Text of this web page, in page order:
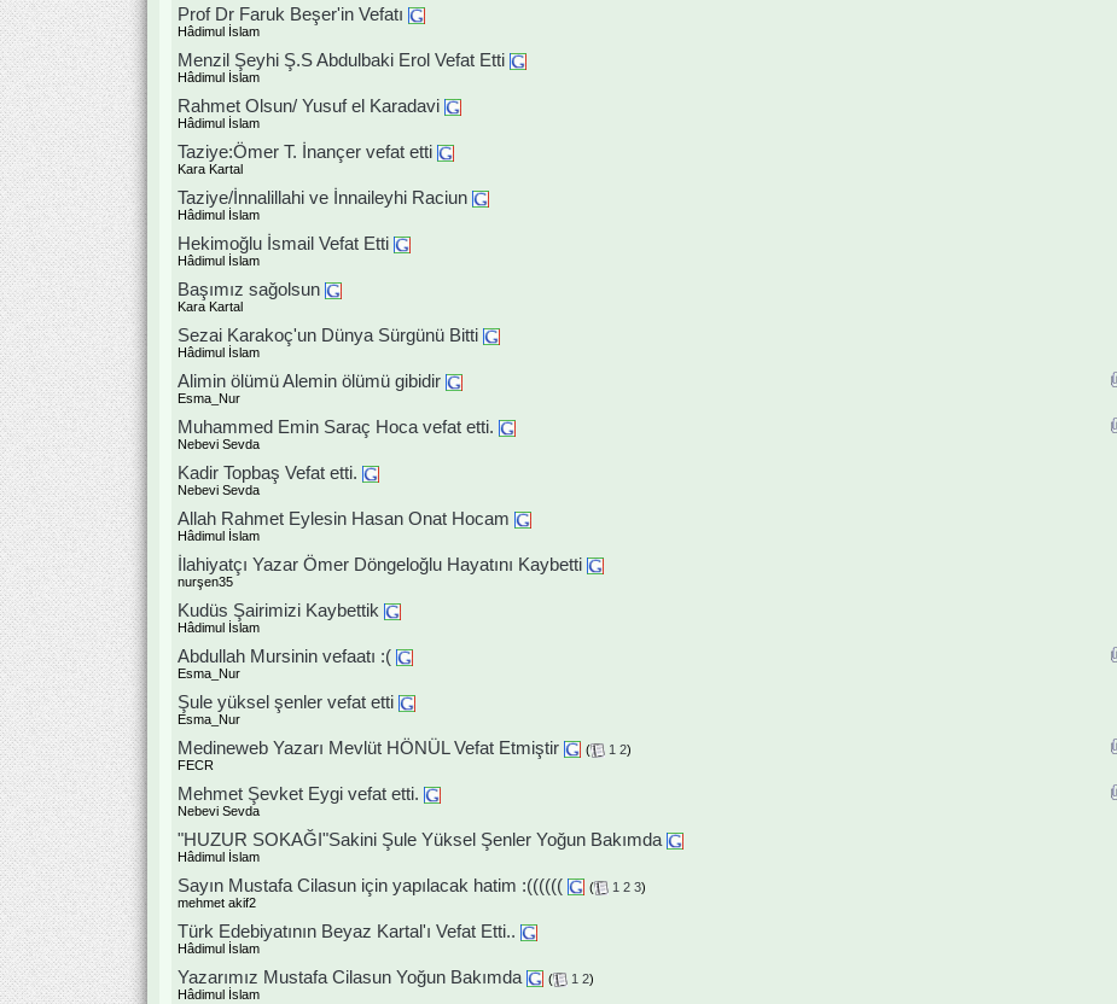
Prof Dr Faruk Beşer'in Vefatı
Hâdimul İslam
Menzil Şeyhi Ş.S Abdulbaki Erol Vefat Etti
Hâdimul İslam
Rahmet Olsun/ Yusuf el Karadavi
Hâdimul İslam
Taziye:Ömer T. İnançer vefat etti
Kara Kartal
Taziye/İnnalillahi ve İnnaileyhi Raciun
Hâdimul İslam
Hekimoğlu İsmail Vefat Etti
Hâdimul İslam
Başımız sağolsun
Kara Kartal
Sezai Karakoç'un Dünya Sürgünü Bitti
Hâdimul İslam
Alimin ölümü Alemin ölümü gibidir
Esma_Nur
Muhammed Emin Saraç Hoca vefat etti.
Nebevi Sevda
Kadir Topbaş Vefat etti.
Nebevi Sevda
Allah Rahmet Eylesin Hasan Onat Hocam
Hâdimul İslam
İlahiyatçı Yazar Ömer Döngeloğlu Hayatını Kaybetti
nurşen35
Kudüs Şairimizi Kaybettik
Hâdimul İslam
Abdullah Mursinin vefaatı :(
Esma_Nur
Şule yüksel şenler vefat etti
Esma_Nur
Medineweb Yazarı Mevlüt HÖNÜL Vefat Etmiştir
( 1 2)
FECR
Mehmet Şevket Eygi vefat etti.
Nebevi Sevda
"HUZUR SOKAĞI"Sakini Şule Yüksel Şenler Yoğun Bakımda
Hâdimul İslam
Sayın Mustafa Cilasun için yapılacak hatim :((((((
( 1 2 3)
mehmet akif2
Türk Edebiyatının Beyaz Kartal'ı Vefat Etti..
Hâdimul İslam
Yazarımız Mustafa Cilasun Yoğun Bakımda
( 1 2)
Hâdimul İslam